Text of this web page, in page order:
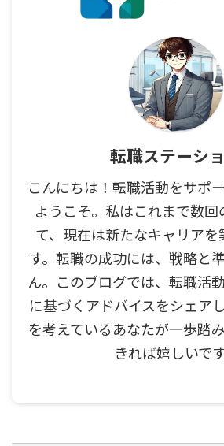
転職ステーシ
こんにちは！転職活動をサポ
ようこそ。私はこれまで数
て、現在は新たなキャリアを
す。転職の成功には、戦略と
ん。このブログでは、転職活
に基づくアドバイスをシェア
を考えているあなたが一歩踏
きれば嬉しいです